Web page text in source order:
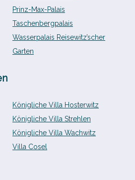
Prinz-​Max-​Palais
Taschenbergpalais
Wasserpalais Reisewitz’scher
Garten
Königliche Villa Hosterwitz
Königliche Villa Strehlen
Königliche Villa Wachwitz
Villa Cosel